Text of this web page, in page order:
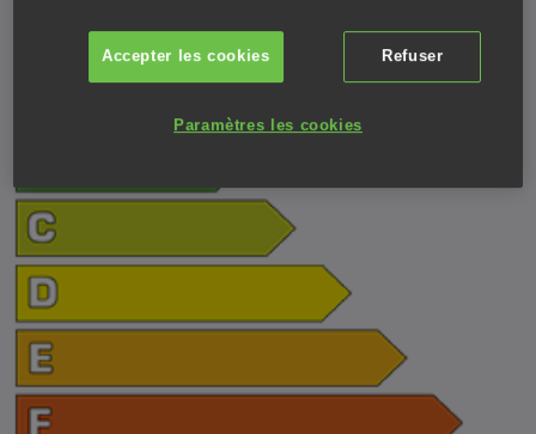
Refuser
Accepter les cookies
Paramètres les cookies